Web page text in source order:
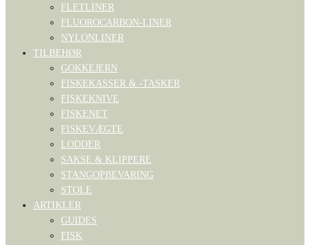
FLETLINER
FLUOROCARBON-LINER
NYLONLINER
TILBEHØR
GOKKEJERN
FISKEKASSER & -TASKER
FISKEKNIVE
FISKENET
FISKEVÆGTE
LODDER
SAKSE & KLIPPERE
STANGOPBEVARING
STOLE
ARTIKLER
GUIDES
FISK